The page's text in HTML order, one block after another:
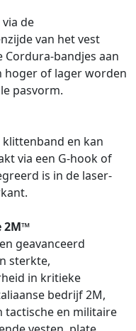
de
van het vest
Cordura-bandjes aan
hoger of lager worden
pasvorm.
en kan
via een G-hook of
is in de laser-
2M™
geavanceerd
sterkte,
in kritieke
bedrijf 2M,
tactische en militaire